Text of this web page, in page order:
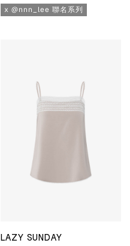
x @nnn_lee 聯名系列
LAZY SUNDAY